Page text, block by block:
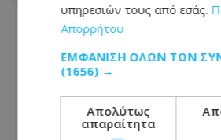
υπηρεσιών τους από εσάς.
Απορρήτου
ΕΜΦΆΝΙΣΗ ΌΛΩΝ ΤΩΝ
(1656) →
Απολύτως
απαραίτητα